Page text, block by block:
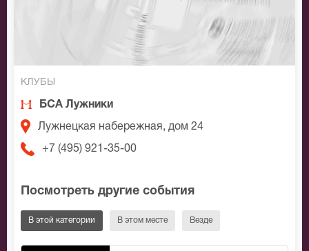
КЛУБЫ
БСА Лужники
Лужнецкая набережная, дом 24
+7 (495) 921-35-00
Посмотреть другие события
В этой категории В этом месте Везде